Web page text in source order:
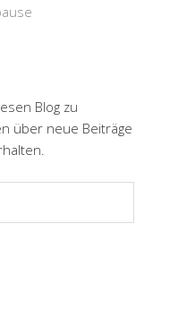
Blog zu
über neue Beiträge